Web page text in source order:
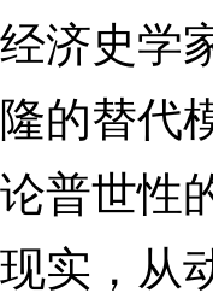
济史学
的替代
普世性
实，从